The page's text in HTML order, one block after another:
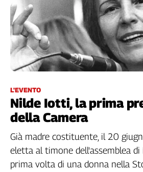
Ambiente
Diritti
Welfare
Italia
Internazionale
Categorie
Filcams
Filctem
Fillea
L'EVENTO
Nilde Iotti, la prima
della Camera
Già madre costituente, il 20
eletta al timone dell'assemblea
prima volta di una donna nella